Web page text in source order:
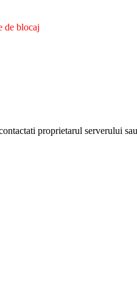
de blocaj
proprietarul serverului